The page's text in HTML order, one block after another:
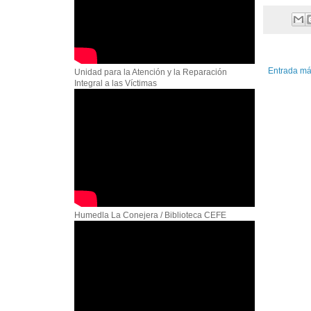
Entrada
Unidad para la Atención y la Reparación
Integral a las Víctimas
Humedla La Conejera / Biblioteca CEFE